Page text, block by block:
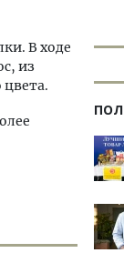
В ходе
из